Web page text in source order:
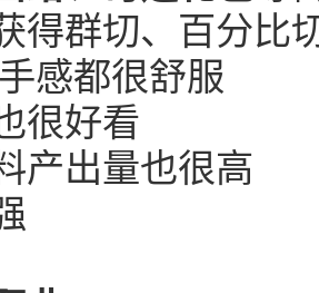
得群切、百分比
感都很舒服
很好看
产出量也很高